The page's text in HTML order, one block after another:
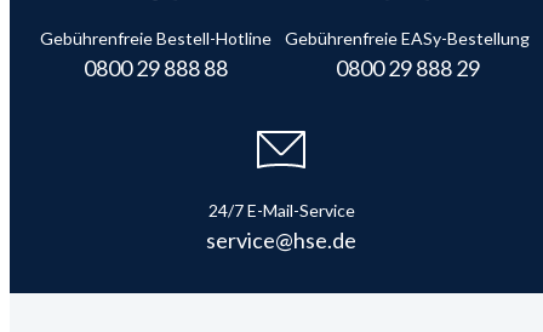
Gebührenfreie Bestell-Hotline
0800 29 888 88
Gebührenfreie EASy-Bestellung
0800 29 888 29
24/7 E-Mail-Service
service@hse.de